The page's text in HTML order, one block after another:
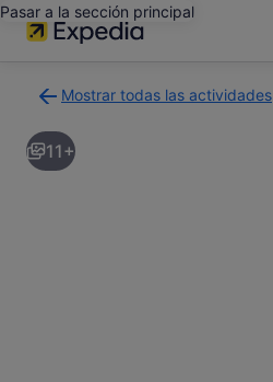
Pasar a la sección principal
Mostrar todas las actividades
a
la
página
11+